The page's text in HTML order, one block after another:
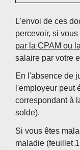
L'envoi de ces
percevoir, si
par la CPAM ou
salaire par votre
En l'absence de
l'employeur peut
correspondant à
solde).
Si vous êtes
maladie (feuillet